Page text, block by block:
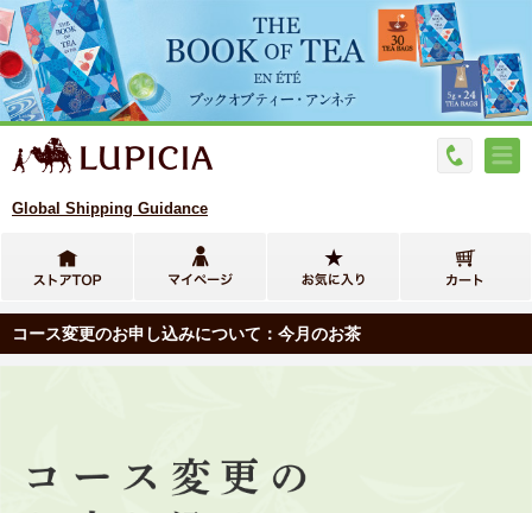
Global Shipping Guidance
コース変更のお申し込みについて：今月のお茶